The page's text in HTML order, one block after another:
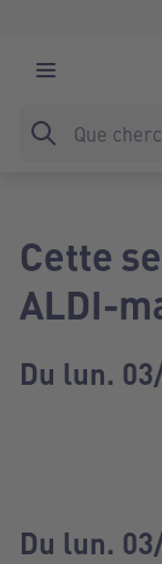
Cette
ALDI-
Du lun.
Du lun.